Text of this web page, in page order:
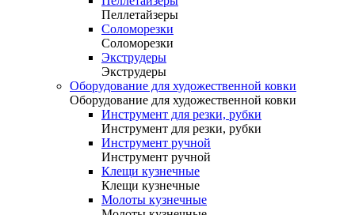
Пеллетайзеры
Соломорезки
Соломорезки
Экструдеры
Экструдеры
Оборудование для художественной ковки
Оборудование для художественной ковки
Инструмент для резки, рубки
Инструмент для резки, рубки
Инструмент ручной
Инструмент ручной
Клещи кузнечные
Клещи кузнечные
Молоты кузнечные